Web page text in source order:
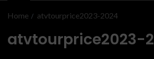
Home atvtourprice2023-2024
atvtourprice2023-